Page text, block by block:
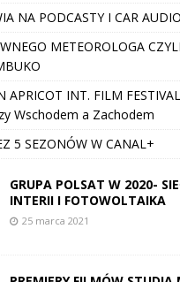
NA PODCASTY I CAR AUDIO
METEOROLOGA
APRICOT INT. FILM
Wschodem a Zachodem
5 SEZONÓW W CANAL+
GRUPA POLSAT W 2020-
INTERII I FOTOWOLTAIKA
25 marca 2021